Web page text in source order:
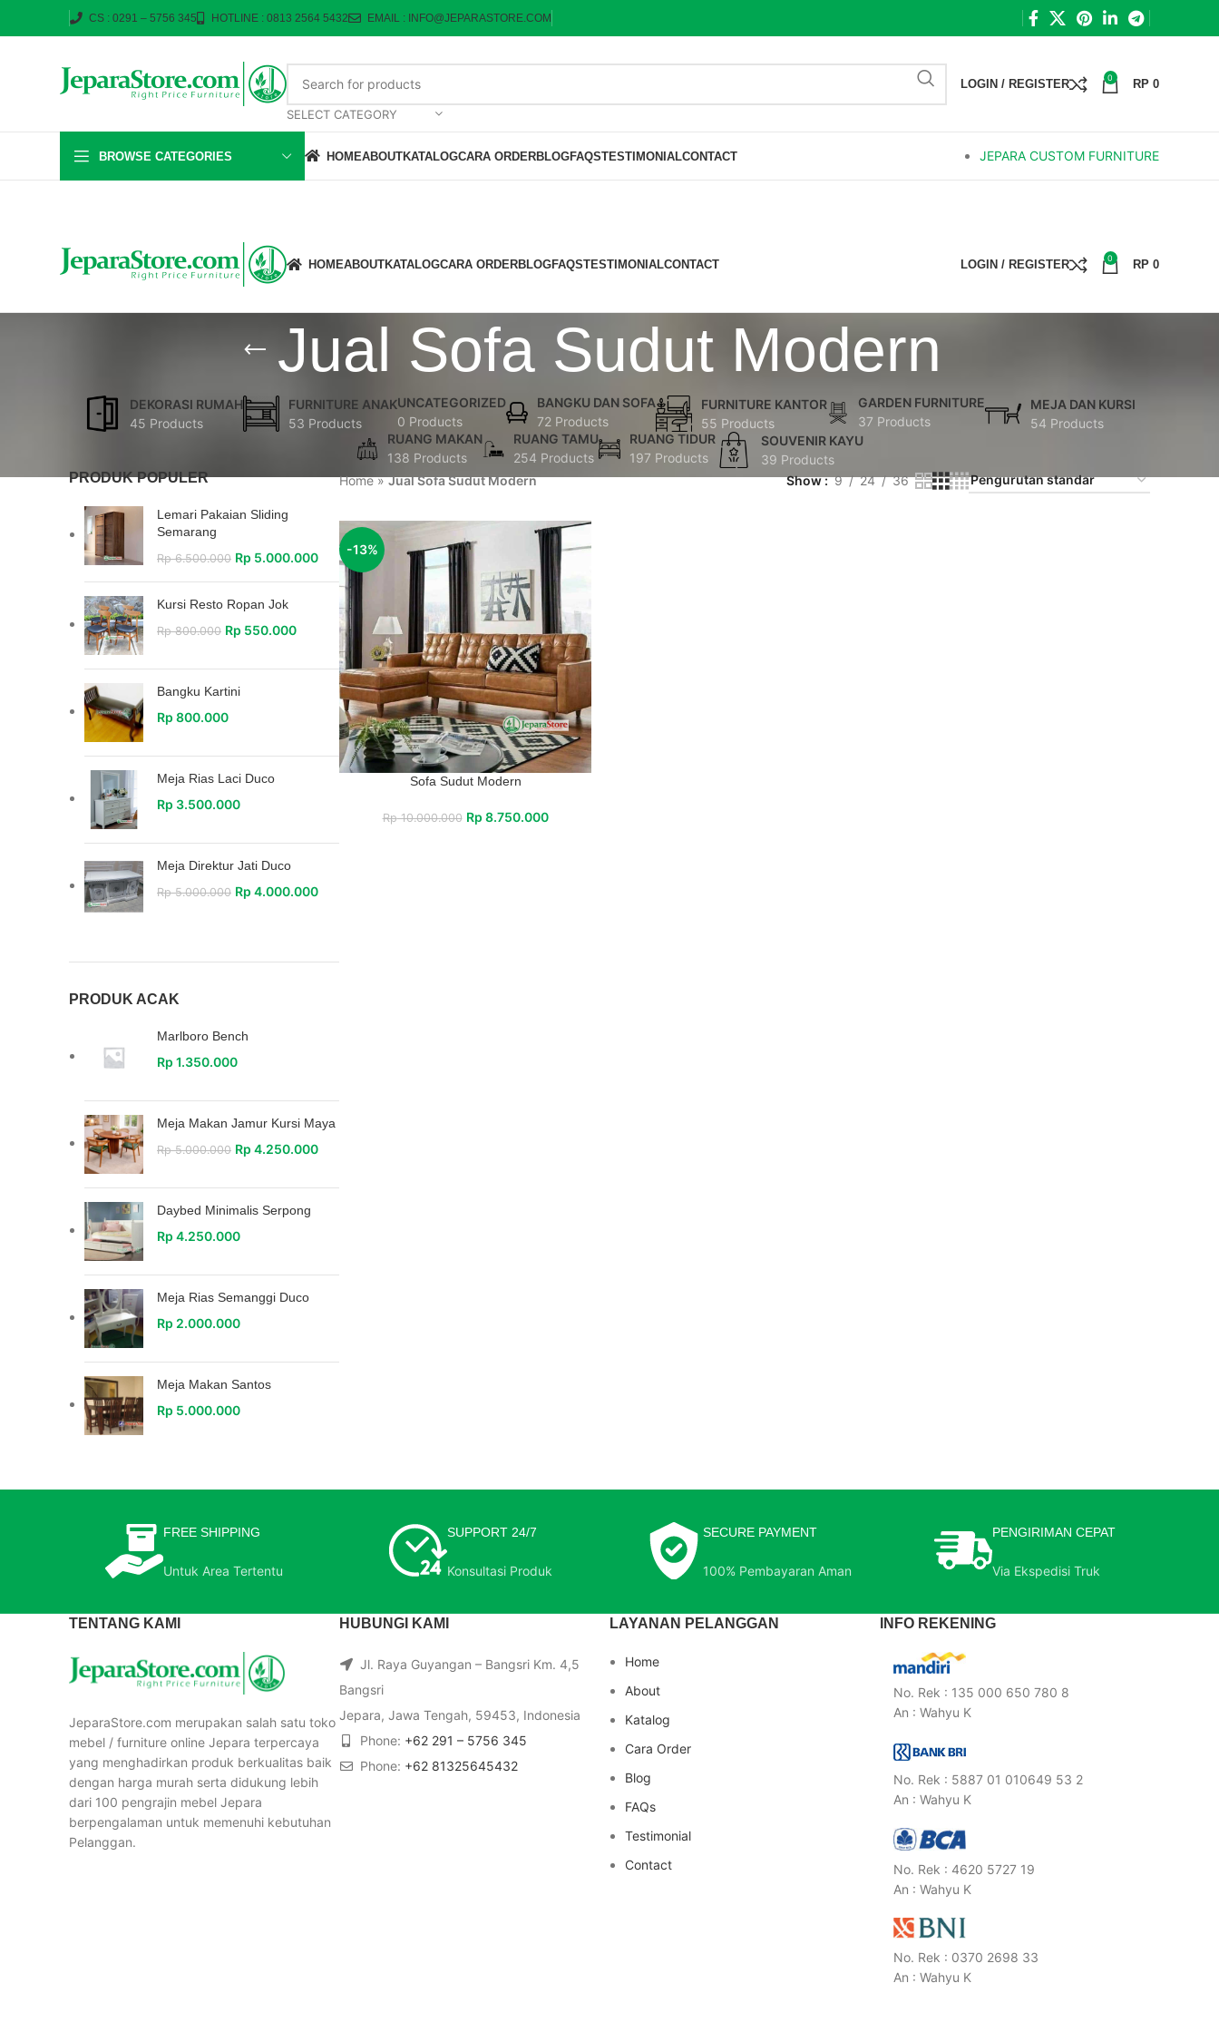
CS : 0291 – 5756 345 HOTLINE : 0813 2564 5432 EMAIL : INFO@JEPARASTORE.COM
SELECT CATEGORY
LOGIN / REGISTER 0 RP 0
BROWSE CATEGORIES HOMEABOUTKATALOGCARA ORDERBLOGFAQSTESTIMONIALCONTACT JEPARA CUSTOM FURNITURE
HOMEABOUTKATALOGCARA ORDERBLOGFAQSTESTIMONIALCONTACT LOGIN / REGISTER 0 RP 0
Jual Sofa Sudut Modern
DEKORASI RUMAH
45 Products
FURNITURE ANAK
53 Products
UNCATEGORIZED
0 Products
BANGKU DAN SOFA
72 Products
FURNITURE KANTOR
55 Products
GARDEN FURNITURE
37 Products
MEJA DAN KURSI
54 Products
RUANG MAKAN
138 Products
RUANG TAMU
254 Products
RUANG TIDUR
197 Products
SOUVENIR KAYU
39 Products
PRODUK POPULER
Lemari Pakaian Sliding
Semarang
Rp6.500.000 Rp 5.000.000
Kursi Resto Ropan Jok
Rp800.000 Rp 550.000
Bangku Kartini
Rp 800.000
Meja Rias Laci Duco
Rp 3.500.000
Meja Direktur Jati Duco
Rp5.000.000 Rp 4.000.000
PRODUK ACAK
Marlboro Bench
Rp 1.350.000
Meja Makan Jamur Kursi Maya
Rp5.000.000 Rp 4.250.000
Daybed Minimalis Serpong
Rp 4.250.000
Meja Rias Semanggi Duco
Rp 2.000.000
Meja Makan Santos
Rp 5.000.000
Home»Jual Sofa Sudut Modern Show 9 24 36
-13%
Sofa Sudut Modern
Rp10.000.000 Rp 8.750.000
FREE SHIPPING
Untuk Area Tertentu
SUPPORT 24/7
Konsultasi Produk
SECURE PAYMENT
100% Pembayaran Aman
PENGIRIMAN CEPAT
Via Ekspedisi Truk
TENTANG KAMI
JeparaStore.com merupakan salah satu toko
mebel / furniture online Jepara terpercaya
yang menghadirkan produk berkualitas baik
dengan harga murah serta didukung lebih
dari 100 pengrajin mebel Jepara
berpengalaman untuk memenuhi kebutuhan
Pelanggan.
HUBUNGI KAMI
Jl. Raya Guyangan – Bangsri Km. 4,5
Bangsri
Jepara, Jawa Tengah, 59453, Indonesia
Phone: +62 291 – 5756 345
Phone: +62 81325645432
LAYANAN PELANGGAN
Home
About
Katalog
Cara Order
Blog
FAQs
Testimonial
Contact
INFO REKENING
No. Rek : 135 000 650 780 8
An : Wahyu K
No. Rek : 5887 01 010649 53 2
An : Wahyu K
No. Rek : 4620 5727 19
An : Wahyu K
No. Rek : 0370 2698 33
An : Wahyu K